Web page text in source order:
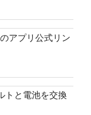
アプリ公式リン
トと電池を交換